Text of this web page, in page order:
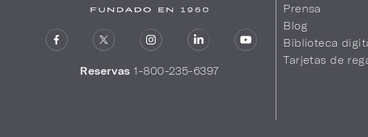
Reservas 1-800-235-6397
Prensa
Blog
Biblioteca
Tarjetas de